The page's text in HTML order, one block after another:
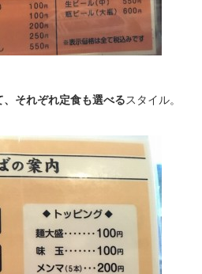
それぞれ定食も選べるスタイル。